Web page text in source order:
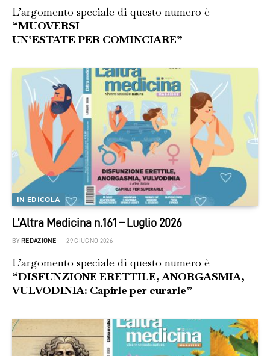
L’argomento speciale di questo numero è
“MUOVERSI
UN’ESTATE PER COMINCIARE”
IN EDICOLA
L’Altra Medicina n.161 – Luglio 2026
BY REDAZIONE 29 GIUGNO 2026
L’argomento speciale di questo numero è
“DISFUNZIONE ERETTILE, ANORGASMIA,
VULVODINIA: Capirle per curarle”